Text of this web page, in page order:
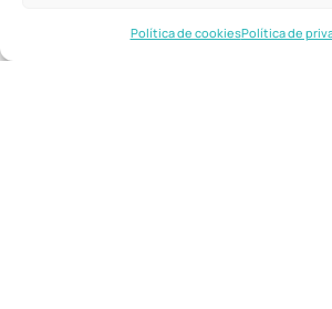
Política de cookiesPolítica de